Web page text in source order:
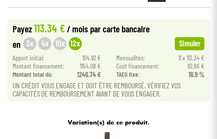
Packs
Voir nos marques
Payez113.34 €/ mois par carte bancaire
en 3x 4x 10x 12x Simuler
Apport initial: 104.92 € Mensualités:
11 x 113.34 €
Montant financement:
1154.08 € Coût financement:
92.66 €
Montant total dù:
1246.74 € TAEG fixe: 16.9 %
UN CRÉDIT VOUS ENGAGE ET DOIT ÊTRE REMBOURSÉ. VÉRIFIEZ VOS
CAPACITÉS DE REMBOURSEMENT AVANT DE VOUS ENGAGER.
Variation(s) de ce produit.